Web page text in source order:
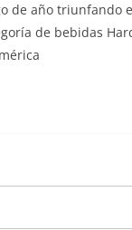
de año triunfando
de bebidas